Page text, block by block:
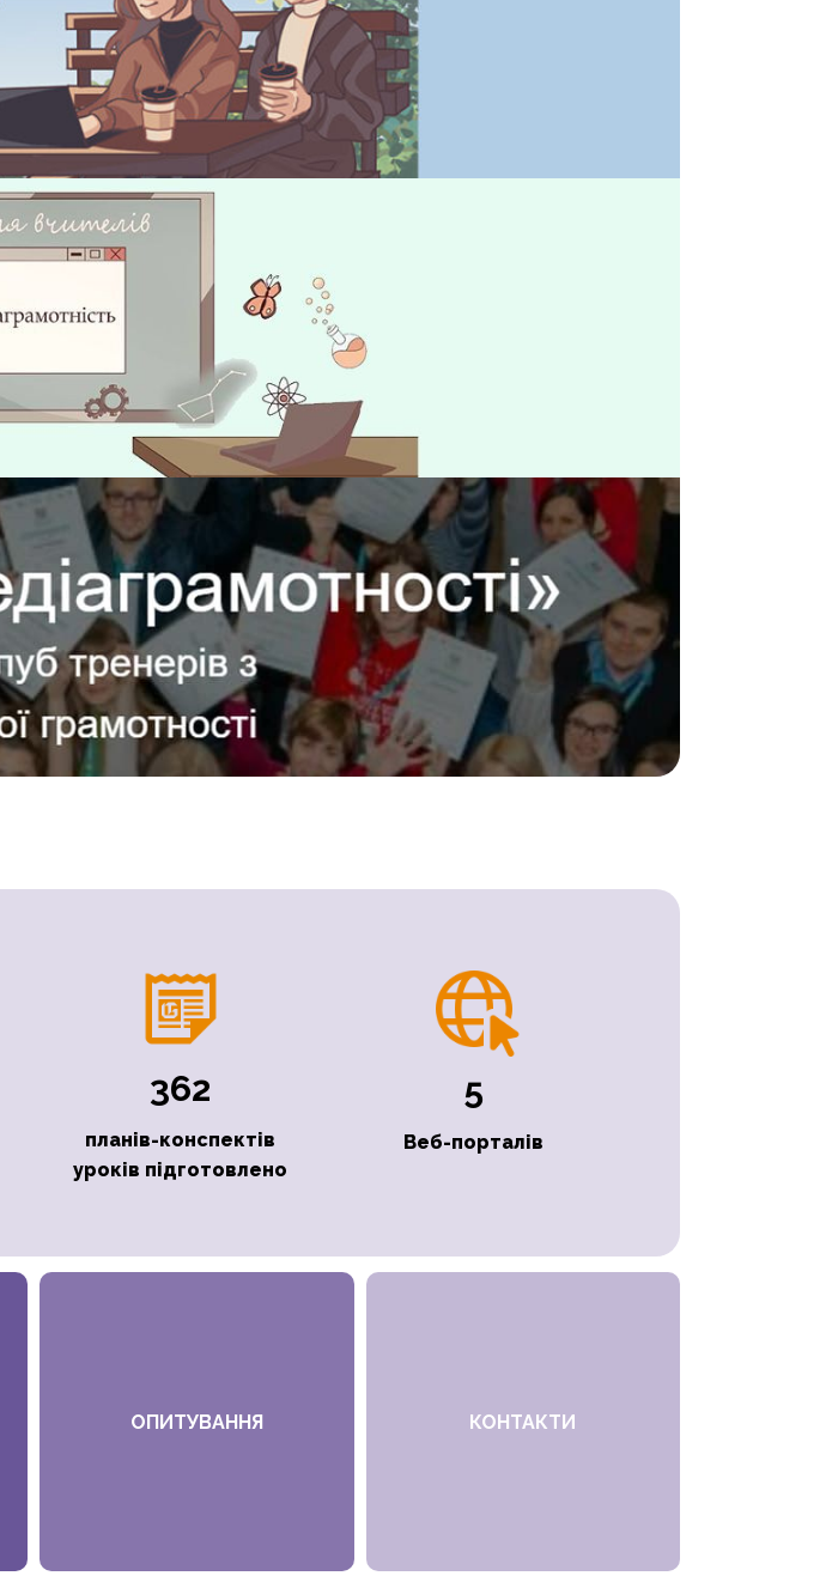
362
планів-конспектів
уроків підготовлено
5
Веб-порталів
ОПИТУВАННЯ КОНТАКТИ